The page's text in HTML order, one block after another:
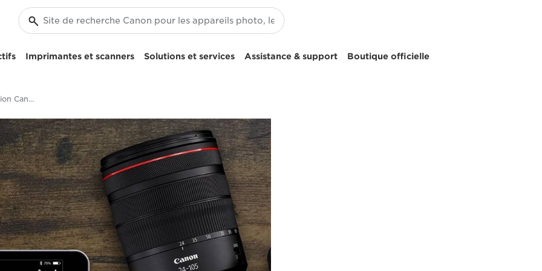
Imprimantes et scanners Solutions et services Assistance & support Boutique officielle
Téléchargez l'application Canon Digital Photo Professional Express